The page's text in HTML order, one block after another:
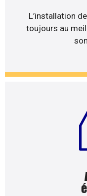
L’installation
toujours au